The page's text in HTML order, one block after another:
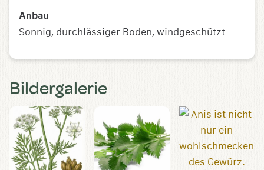
Anbau
Sonnig, durchlässiger Boden, windgeschützt
Bildergalerie